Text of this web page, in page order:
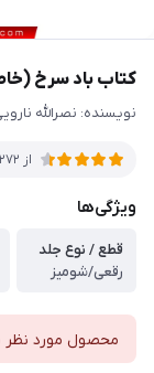
کتاب باد سرخ
نویسنده: نصرالله
از 272 نظر
ویژگی‌ها
قطع / نوع جلد
رقعی/شومیز
محصول مورد نظر